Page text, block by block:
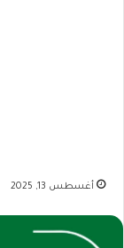
أغسطس 13, 2025